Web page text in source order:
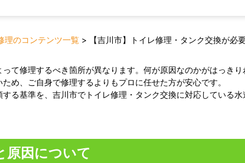
理のコンテンツ一覧 > 【吉川市】トイレ修理・タンク交換が
て修理するべき箇所が異なります。何が原因なのかがはっきり
め、ご自身で修理するよりもプロに任せた方が安心です。
る基準を、吉川市でトイレ修理・タンク交換に対応している
原因について